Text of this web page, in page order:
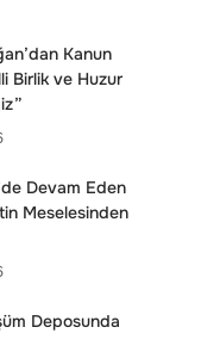
Kanun
Birlik ve Huzur
Devam Eden
Meselesinden
Deposunda